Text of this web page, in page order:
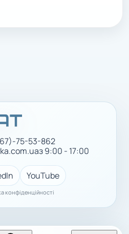
75-53-862
з 9:00 - 17:00
YouTube
конфіденційності